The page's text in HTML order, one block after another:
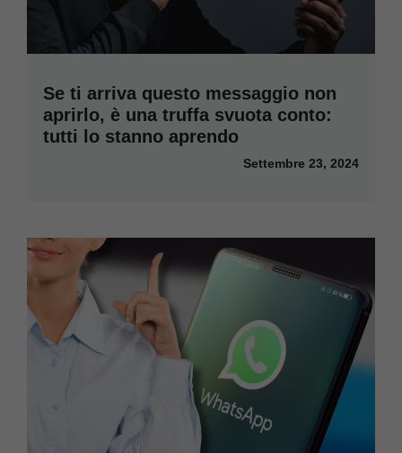
Se ti arriva questo messaggio non
aprirlo, è una truffa svuota conto:
tutti lo stanno aprendo
Settembre 23, 2024